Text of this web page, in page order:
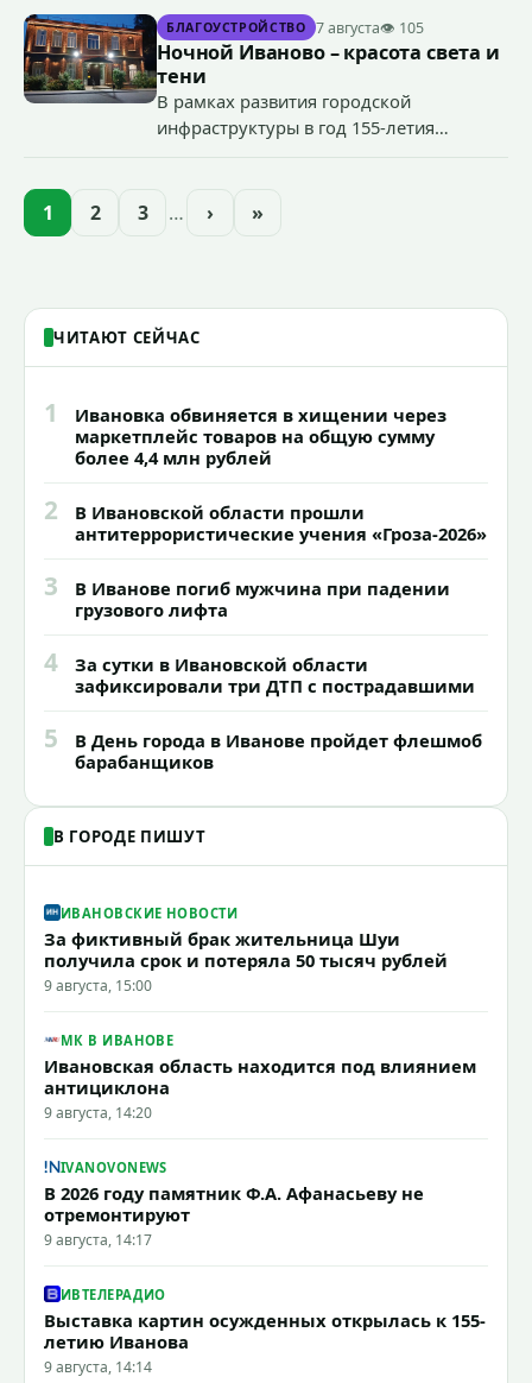
террористического акта на объекте
органов государственной власти.
«Гроза-2026».
БЛАГОУСТРОЙСТВО 7 августа👁 105
Ночной Иваново – красота света и
тени
В рамках развития городской
инфраструктуры в год 155-летия
проекта подсветки исторических
1 2 3 … › »
ЧИТАЮТ СЕЙЧАС
1
Ивановка обвиняется в хищении через
маркетплейс товаров на общую сумму
более 4,4 млн рублей
2
В Ивановской области прошли
антитеррористические учения «Гроза-2026»
3
В Иванове погиб мужчина при падении
грузового лифта
4
За сутки в Ивановской области
зафиксировали три ДТП с пострадавшими
5
В День города в Иванове пройдет флешмоб
барабанщиков
В ГОРОДЕ ПИШУТ
ИВАНОВСКИЕ НОВОСТИ
За фиктивный брак жительница Шуи
получила срок и потеряла 50 тысяч рублей
9 августа, 15:00
МК В ИВАНОВЕ
Ивановская область находится под влиянием
антициклона
9 августа, 14:20
IVANOVONEWS
В 2026 году памятник Ф.А. Афанасьеву не
отремонтируют
9 августа, 14:17
ИВТЕЛЕРАДИО
Выставка картин осужденных открылась к 155-
летию Иванова
9 августа, 14:14